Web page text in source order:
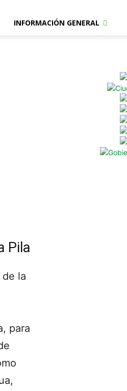
INFORMACIÓN GENERAL
Pila
la
para